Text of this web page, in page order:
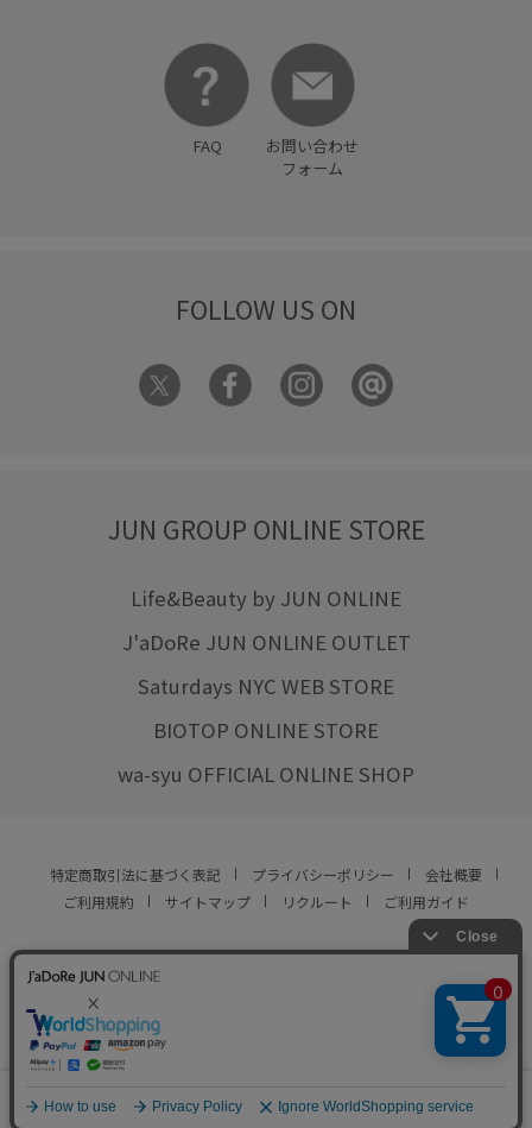
0
FAQ
お問い合わせ
フォーム
FOLLOW US ON
JUN GROUP ONLINE STORE
Life&Beauty by JUN ONLINE
J'aDoRe JUN ONLINE OUTLET
Saturdays NYC WEB STORE
BIOTOP ONLINE STORE
wa-syu OFFICIAL ONLINE SHOP
特定商取引法に基づく表記 プライバシーポリシー
会社概要
ご利用規約
サイトマップ リクルート ご利用ガイド
© JUN CO.,LTD. ALL RIGHTS RESERVED.